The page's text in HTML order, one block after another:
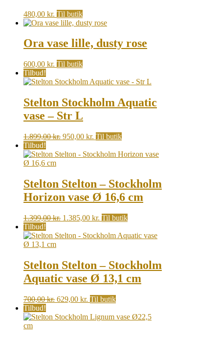
480,00 kr. Til butik
Ora vase lille, dusty rose
600,00 kr. Til butik
Tilbud!
Stelton Stockholm Aquatic
vase – Str L
1.899,00kr. Original
was:
950,00 kr. Current
is:
Til butik
Tilbud!
Stelton Stelton – Stockholm
Horizon vase Ø 16,6 cm
1.399,00kr. Original
was:
1.385,00 kr. Current
is:
Til butik
Tilbud!
Stelton Stelton – Stockholm
Aquatic vase Ø 13,1 cm
700,00kr. Original
was:
629,00 kr. Current
is:
Til butik
Tilbud!